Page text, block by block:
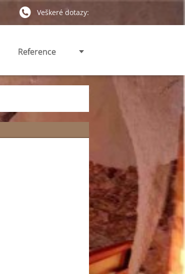
Veškeré dotazy:
Reference